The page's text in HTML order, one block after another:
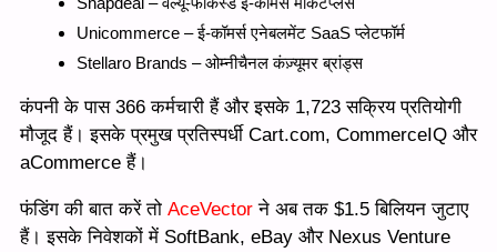
Unicommerce – ई-कॉमर्स एनेबलमेंट SaaS प्लेटफॉर्म
Stellaro Brands – ओम्नीचैनल कंज़्यूमर ब्रांड्स
कंपनी के पास 366 कर्मचारी हैं और इसके 1,723 सक्रिय प्रतियोगी
मौजूद हैं। इसके प्रमुख प्रतिस्पर्धी Cart.com, CommerceIQ और
aCommerce हैं।
फंडिंग की बात करें तो AceVectorने अब तक $1.5 बिलियन जुटाए
हैं। इसके निवेशकों में SoftBank, eBay और Nexus Venture